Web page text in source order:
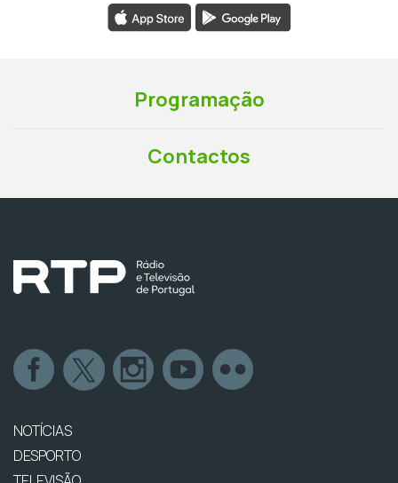
Programação
Contactos
NOTÍCIAS
DESPORTO